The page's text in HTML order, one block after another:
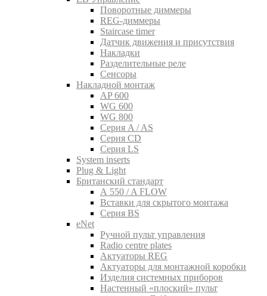
Поворотные диммеры
REG-диммеры
Staircase timer
Датчик движения и присутствия
Накладки
Разделительные реле
Сенсоры
Накладной монтаж
AP 600
WG 600
WG 800
Серия A / AS
Серия CD
Серия LS
System inserts
Plug & Light
Британский стандарт
A 550 / A FLOW
Вставки для скрытого монтажа
Серия BS
eNet
Pучной пульт управления
Radio centre plates
Актуаторы REG
Актуаторы для монтажной коробки
Изделия системных приборов
Настенный «плоский» пульт